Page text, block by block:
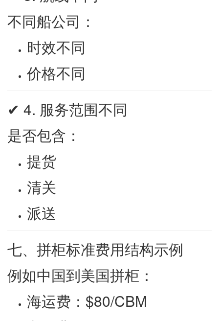
不同船公司：
时效不同
价格不同
✔ 4. 服务范围不同
是否包含：
提货
清关
派送
七、拼柜标准费用结构示例
例如中国到美国拼柜：
海运费：$80/CBM